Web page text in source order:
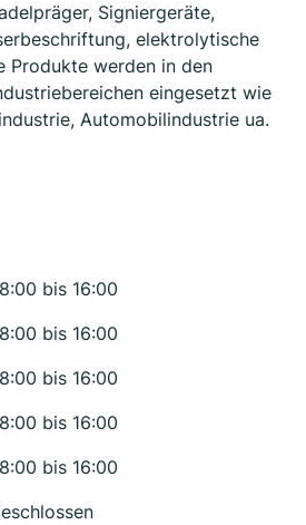
Signiergeräte,
elektrolytische
Produkte werden in den
eingesetzt wie
Automobilindustrie ua.
bis 16:00
bis 16:00
bis 16:00
bis 16:00
bis 16:00